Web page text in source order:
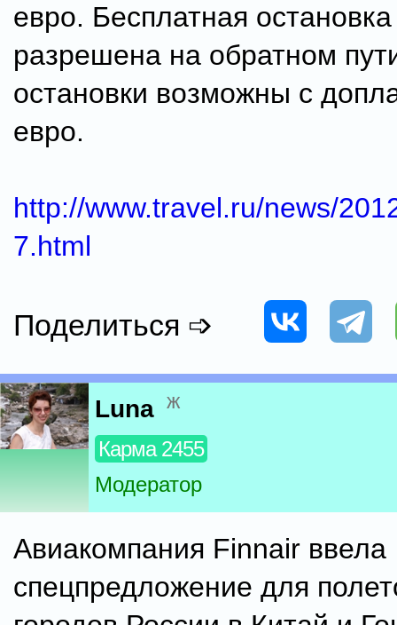
евро. Бесплатная
разрешена на обратном
остановки возможны с
евро.
http://www.travel.ru/news/
7.html
Поделиться ➩
Luna ж
Карма 2455
Модератор
Авиакомпания Finnair ввела
спецпредложение для